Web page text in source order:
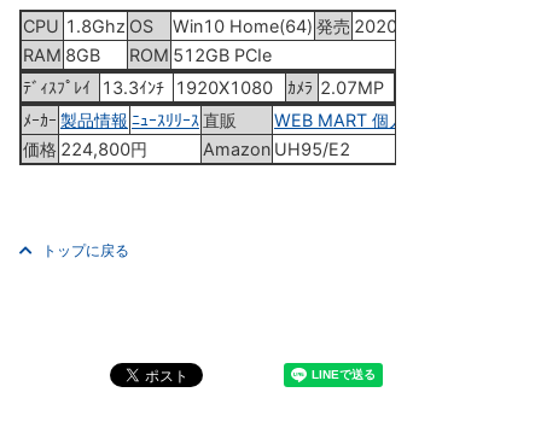
CPU 1.8Ghz OS Win10 Home(64) 発売 2020年7月23日
RAM 8GB ROM 512GB PCIe
ﾃﾞｨｽﾌﾟﾚｲ
13.3ｲﾝﾁ 1920X1080 ｶﾒﾗ 2.07MP
ﾒｰｶｰ 製品情報 ﾆｭｰｽﾘﾘｰｽ直販
WEB MART 個人
価格 224,800円 Amazon UH95/E2
トップに戻る